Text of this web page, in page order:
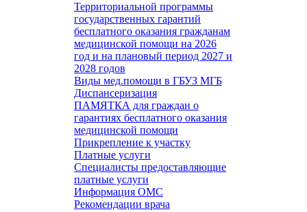
Территориальной программы
государственных гарантий
бесплатного оказания гражданам
медицинской помощи на 2026
год и на плановый период 2027 и
2028 годов
Виды мед.помощи в ГБУЗ МГБ
Диспансеризация
ПАМЯТКА для граждан о
гарантиях бесплатного оказания
медицинской помощи
Прикрепление к участку
Платные услуги
Специалисты предоставляющие
платные услуги
Информация ОМС
Рекомендации врача